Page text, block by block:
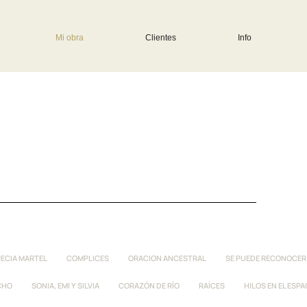
Mi obra Clientes Info
MARTEL COMPLICES ORACION ANCESTRAL SE PUEDE RECONOCER
SONIA, EMI Y SILVIA CORAZÓN DE RÍO RAÍCES HILOS EN EL